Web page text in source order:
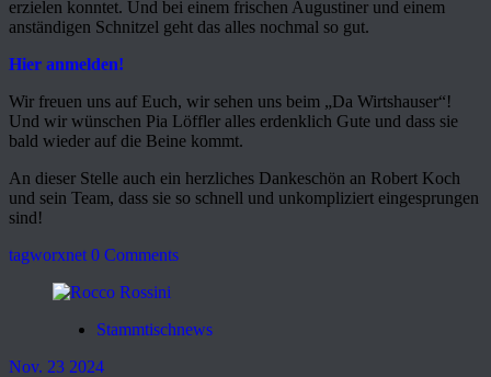
erzielen konntet. Und bei einem frischen Augustiner und einem
anständigen Schnitzel geht das alles nochmal so gut.
Hier anmelden!
Wir freuen uns auf Euch, wir sehen uns beim „Da Wirtshauser“!
Und wir wünschen Pia Löffler alles erdenklich Gute und dass sie
bald wieder auf die Beine kommt.
An dieser Stelle auch ein herzliches Dankeschön an Robert Koch
und sein Team, dass sie so schnell und unkompliziert eingesprungen
sind!
tagworxnet 0 Comments
Stammtischnews
Nov. 23 2024